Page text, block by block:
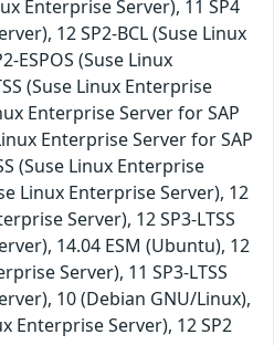
Enterprise Server), 11 SP4
12 SP2-BCL (Suse Linux
ESPOS (Suse Linux
(Suse Linux Enterprise
Enterprise Server for SAP
Enterprise Server for SAP
(Suse Linux Enterprise
Linux Enterprise Server), 12
Server), 12 SP3-LTSS
14.04 ESM (Ubuntu), 12
Server), 11 SP3-LTSS
10 (Debian GNU/Linux),
Enterprise Server), 12 SP2